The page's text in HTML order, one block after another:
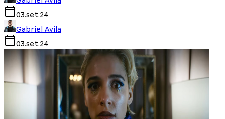
03.set.24
Gabriel Avila
03.set.24